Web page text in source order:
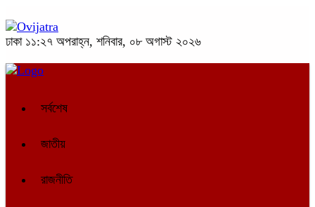
ঢাকা ১১:২৭ অপরাহ্ন, শনিবার, ০৮ অগাস্ট ২০২৬
সর্বশেষ
জাতীয়
রাজনীতি